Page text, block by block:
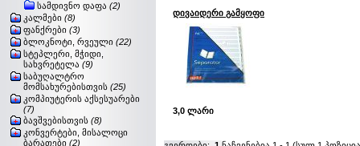
სამდივნო დაფა (2)
კალმები (8)
ფანქრები (3)
ბლოკნოტი, რვეული (22)
სტეპლერი, მჭიდი,
სახვრეტელა (9)
საბუღალტრო
მომსახურებისთვის (25)
კომპიუტერის აქსესუარები
(7)
ბავშვებისთვის (8)
კონვერტები, მისალოცი
ბარათები (2)
დივაიდერი გამყოფი
3,0 ლარი